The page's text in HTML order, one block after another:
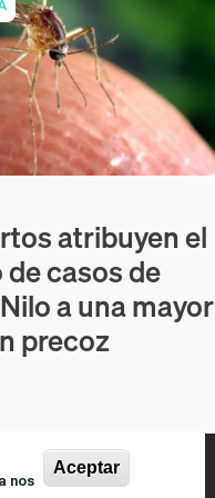
nos
Aceptar
atribuyen el
casos de
a una mayor
precoz